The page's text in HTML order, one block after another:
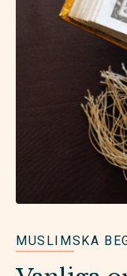
MUSLIMSKA